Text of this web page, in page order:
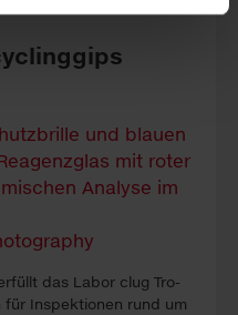
das La­bor clug Tro­
In­spekt­ion­en rund um